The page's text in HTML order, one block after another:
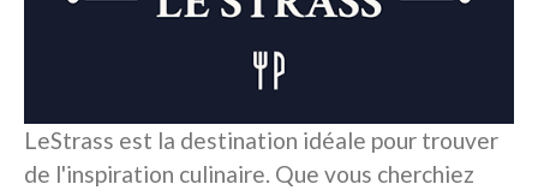
LeStrass est la destination idéale pour trouver
de l'inspiration culinaire. Que vous cherchiez